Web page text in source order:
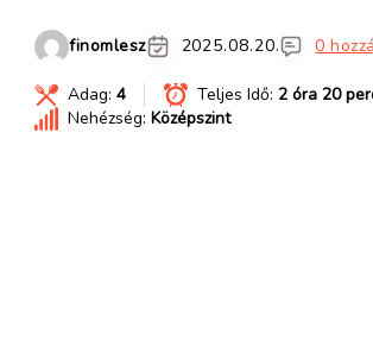
finomlesz 2025.08.20. 0
Adag: 4 Teljes Idő: 2 óra 20
Nehézség: Középszint